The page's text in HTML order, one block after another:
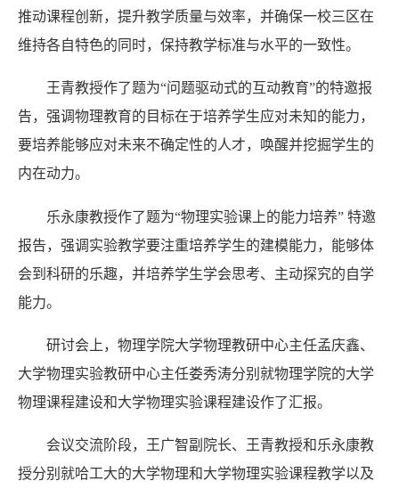
推动课程创新，提升教学质量与效率，并确保一校三区在
维持各自特色的同时，保持教学标准与水平的一致性。
王青教授作了题为“问题驱动式的互动教育”的特邀报
告，强调物理教育的目标在于培养学生应对未知的能力，
要培养能够应对未来不确定性的人才，唤醒并挖掘学生的
内在动力。
乐永康教授作了题为“物理实验课上的能力培养” 特邀
报告，强调实验教学要注重培养学生的建模能力，能够体
会到科研的乐趣，并培养学生学会思考、主动探究的自学
能力。
研讨会上，物理学院大学物理教研中心主任孟庆鑫、
大学物理实验教研中心主任娄秀涛分别就物理学院的大学
物理课程建设和大学物理实验课程建设作了汇报。
会议交流阶段，王广智副院长、王青教授和乐永康教
授分别就哈工大的大学物理和大学物理实验课程教学以及